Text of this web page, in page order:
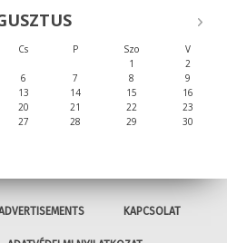
Cs P Szo
V
1
2
6 7 8
9
13 14 15
16
20 21 22
23
27 28 29
30
KAPCSOLAT